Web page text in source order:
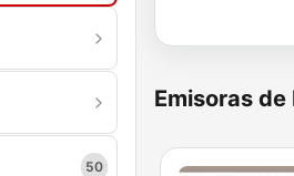
50
Emisoras